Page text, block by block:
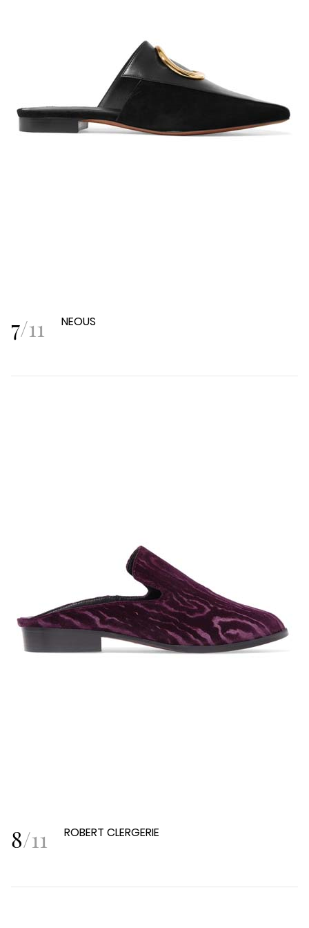
7/11 NEOUS
8/11 ROBERT CLERGERIE